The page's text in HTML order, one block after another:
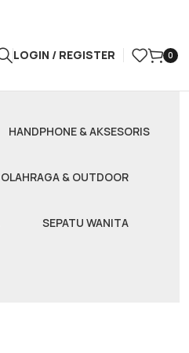
LOGIN / REGISTER 0
HANDPHONE & AKSESORIS
OLAHRAGA & OUTDOOR
SEPATU WANITA